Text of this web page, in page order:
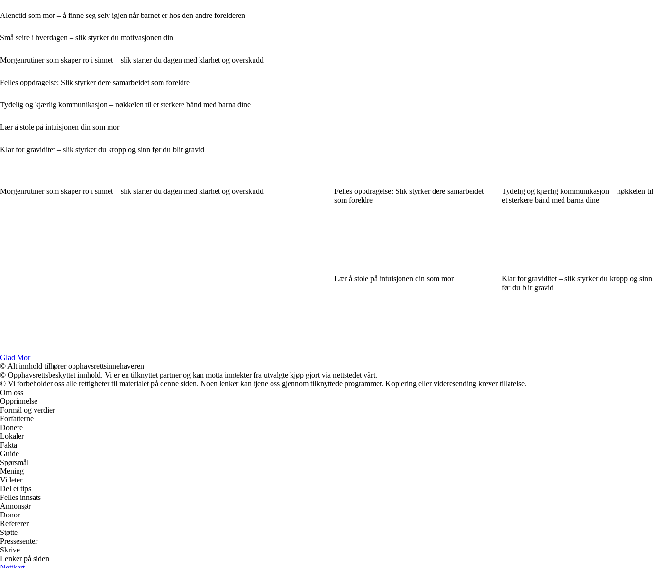
Alenetid som mor – å finne seg selv igjen når barnet er hos den andre forelderen
Små seire i hverdagen – slik styrker du motivasjonen din
Morgenrutiner som skaper ro i sinnet – slik starter du dagen med klarhet og overskudd
Felles oppdragelse: Slik styrker dere samarbeidet som foreldre
Tydelig og kjærlig kommunikasjon – nøkkelen til et sterkere bånd med barna dine
Lær å stole på intuisjonen din som mor
Klar for graviditet – slik styrker du kropp og sinn før du blir gravid
Morgenrutiner som skaper ro i sinnet – slik starter du dagen med klarhet og overskudd
Felles oppdragelse: Slik styrker dere samarbeidet
som foreldre
Tydelig og kjærlig kommunikasjon – nøkkelen til
et sterkere bånd med barna dine
Lær å stole på intuisjonen din som mor
Klar for graviditet – slik styrker du kropp og sinn
før du blir gravid
Glad Mor
© Alt innhold tilhører opphavsrettsinnehaveren.
© Opphavsrettsbeskyttet innhold. Vi er en tilknyttet partner og kan motta inntekter fra utvalgte kjøp gjort via nettstedet vårt.
© Vi forbeholder oss alle rettigheter til materialet på denne siden. Noen lenker kan tjene oss gjennom tilknyttede programmer. Kopiering eller videresending krever tillatelse.
Om oss
Opprinnelse
Formål og verdier
Forfatterne
Donere
Lokaler
Fakta
Guide
Spørsmål
Mening
Vi leter
Del et tips
Felles innsats
Annonsør
Donor
Refererer
Støtte
Pressesenter
Skrive
Lenker på siden